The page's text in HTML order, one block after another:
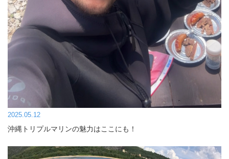
2025.05.12
沖縄トリプルマリンの魅力はここにも！